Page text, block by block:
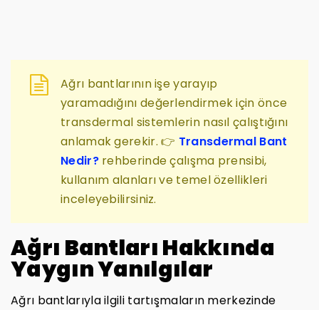
Ağrı bantlarının işe yarayıp
yaramadığını değerlendirmek için önce
transdermal sistemlerin nasıl çalıştığını
anlamak gerekir. 👉 Transdermal Bant
Nedir?rehberinde çalışma prensibi,
kullanım alanları ve temel özellikleri
inceleyebilirsiniz.
Ağrı Bantları Hakkında
Yaygın Yanılgılar
Ağrı bantlarıyla ilgili tartışmaların merkezinde